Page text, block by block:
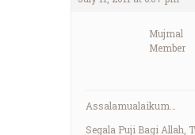
Mujmal
Member
Assalamualaikum…
Segala Puji Bagi Allah,